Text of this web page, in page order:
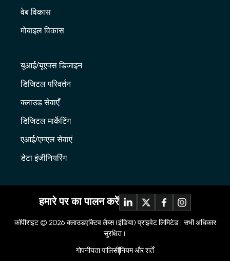
वेब विकास
मोबाइल विकास
यूआई/यूएक्स डिजाइन
डिजिटल परिवर्तन
क्लाउड सेवाएँ
डिजिटल मार्केटिंग
एआई/एमएल सेवाएं
डेटा इंजीनियरिंग
हमारे पर का पालन करें
कॉपीराइट © 2026 क्लाउडएक्टिव लैब्स (इंडिया) प्राइवेट लिमिटेड | सभी अधिकार
सुरक्षित।
गोपनीयता पालिसीनियम और शर्तें